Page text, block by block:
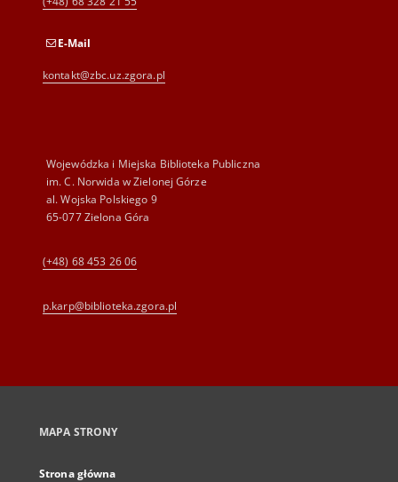
E-Mail
kontakt@zbc.uz.zgora.pl
Wojewódzka i Miejska Biblioteka Publiczna
im. C. Norwida w Zielonej Górze
al. Wojska Polskiego 9
65-077 Zielona Góra
(+48) 68 453 26 06
p.karp@biblioteka.zgora.pl
MAPA STRONY
Strona główna